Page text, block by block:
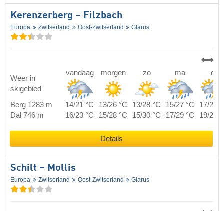
Kerenzerberg – Filzbach
Europa Zwitserland Oost-Zwitserland Glarus
Weer in
skigebied
vandaag morgen zo ma di
Berg 1283 m 14/21 °C 13/26 °C 13/28 °C 15/27 °C
17/24
Dal 746 m
16/23 °C 15/28 °C 15/30 °C 17/29 °C 19/26
Details
Schilt – Mollis
Europa Zwitserland Oost-Zwitserland Glarus